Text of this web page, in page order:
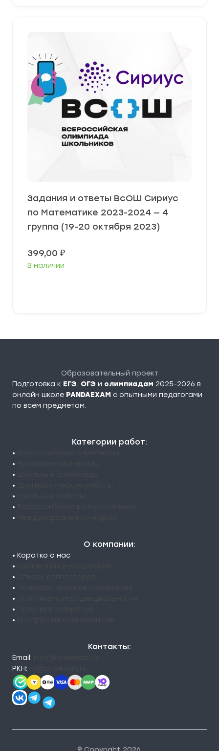
Задания и ответы ВсОШ Сириус
по Математике 2023-2024 — 4
группа (19-20 октября 2023)
399,00 ₽
В наличии
Образовательный проект
Подготовка к ЕГЭ, ОГЭ и олимпиадам 2025-2026 в
онлайн школе PANDAEXAM c опытными педагогами
по всем предметам.
Категории работ:
•
•
•
•
•
•
•
О компании:
• Коротко о нас
•
•
•
•
•
•
Контакты:
Email:
РКН: